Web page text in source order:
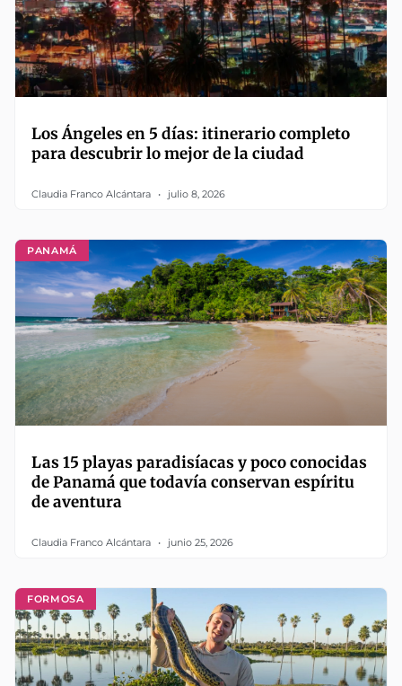
Los Ángeles en 5 días: itinerario completo
para descubrir lo mejor de la ciudad
Claudia Franco Alcántara julio 8, 2026
PANAMÁ
Las 15 playas paradisíacas y poco conocidas
de Panamá que todavía conservan espíritu
de aventura
Claudia Franco Alcántara junio 25, 2026
FORMOSA